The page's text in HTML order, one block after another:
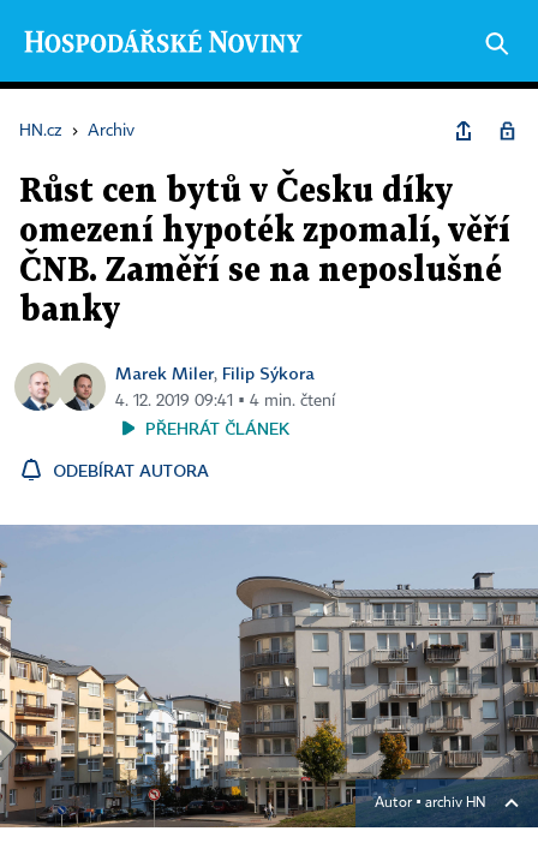
HN.cz › Archiv
Růst cen bytů v Česku díky
omezení hypoték zpomalí, věří
ČNB. Zaměří se na neposlušné
banky
Marek Miler, Filip Sýkora
4. 12. 2019 09:41 ▪ 4 min. čtení
PŘEHRÁT ČLÁNEK
ODEBÍRAT AUTORA
Autor ▪ archiv HN